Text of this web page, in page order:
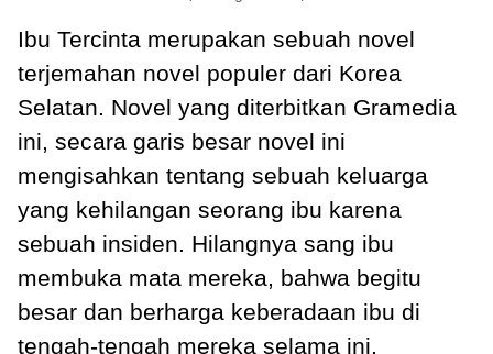
Ibu Tercinta merupakan sebuah novel
terjemahan novel populer dari Korea
Selatan. Novel yang diterbitkan Gramedia
ini, secara garis besar novel ini
mengisahkan tentang sebuah keluarga
yang kehilangan seorang ibu karena
sebuah insiden. Hilangnya sang ibu
membuka mata mereka, bahwa begitu
besar dan berharga keberadaan ibu di
tengah-tengah mereka selama ini,